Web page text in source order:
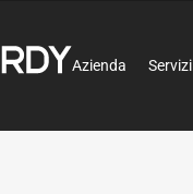
Azienda Servizi